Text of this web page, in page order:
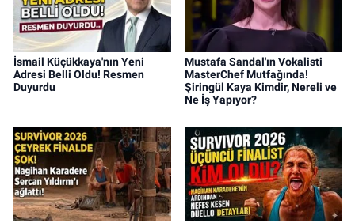
İsmail Küçükkaya'nın Yeni
Adresi Belli Oldu! Resmen
Duyurdu
Mustafa Sandal'ın Vokalisti
MasterChef Mutfağında!
Şiringül Kaya Kimdir, Nereli ve
Ne İş Yapıyor?